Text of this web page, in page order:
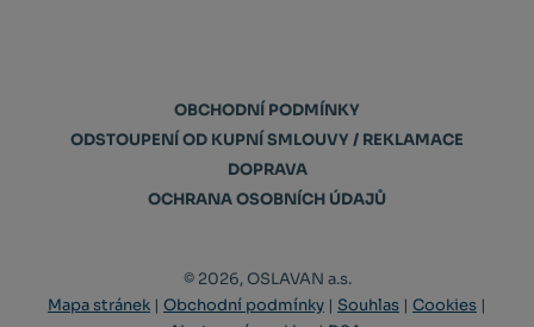
OBCHODNÍ PODMÍNKY
ODSTOUPENÍ OD KUPNÍ SMLOUVY / REKLAMACE
DOPRAVA
OCHRANA OSOBNÍCH ÚDAJŮ
© 2026, OSLAVAN a.s.
Mapa stránek | Obchodní podmínky | Souhlas | Cookies |